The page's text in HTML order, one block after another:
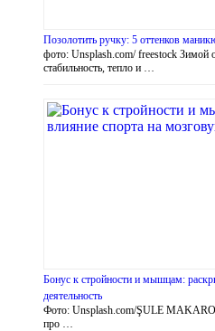
Позолотить ручку: 5 оттенков
фото: Unsplash.com/ freestock Зимой
стабильность, тепло и …
Бонус к стройности и мышцам:
деятельность
Фото: Unsplash.com/ŞULE
про …